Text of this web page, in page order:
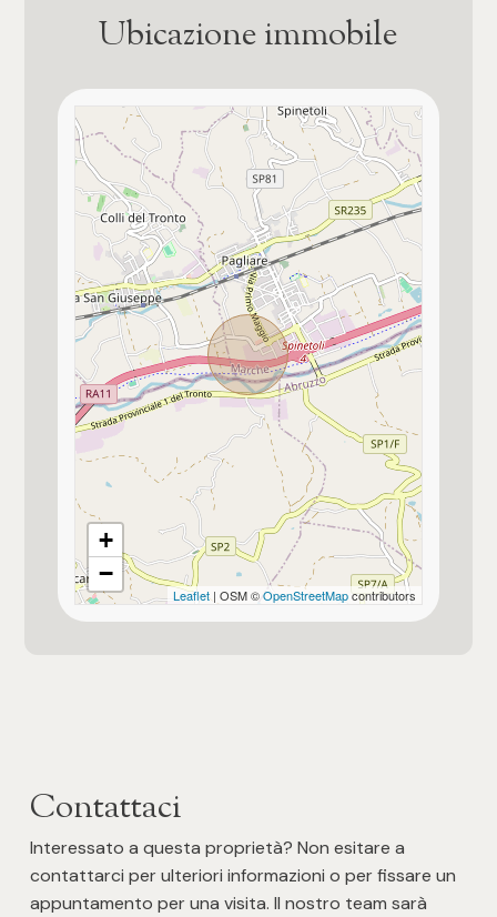
Ubicazione immobile
+
−
Leaflet| OSM ©OpenStreetMapcontributors
Contattaci
Interessato a questa proprietà? Non esitare a
contattarci per ulteriori informazioni o per fissare un
appuntamento per una visita. Il nostro team sarà
5+
Bagni
Qualsiasi
5+
1
2